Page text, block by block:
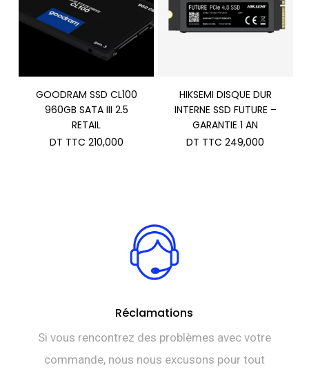
GOODRAM SSD CL100
960GB SATA III 2.5
RETAIL
DT TTC 210,000
HIKSEMI DISQUE DUR
INTERNE SSD FUTURE –
GARANTIE 1 AN
DT TTC 249,000
Réclamations
Si vous rencontrez des problèmes avec votre
commande, nous nous excusons pour tout